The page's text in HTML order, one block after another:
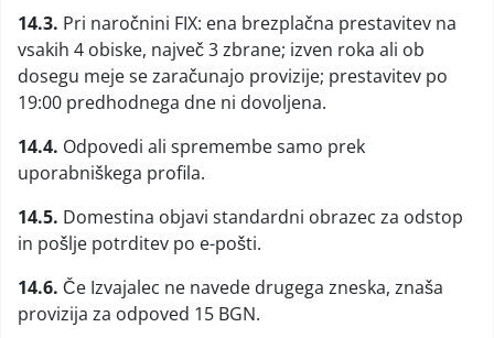
14.3. Pri naročnini FIX: ena brezplačna prestavitev na
vsakih 4 obiske, največ 3 zbrane; izven roka ali ob
dosegu meje se zaračunajo provizije; prestavitev po
19:00 predhodnega dne ni dovoljena.
14.4. Odpovedi ali spremembe samo prek
uporabniškega profila.
14.5. Domestina objavi standardni obrazec za odstop
in pošlje potrditev po e-pošti.
14.6. Če Izvajalec ne navede drugega zneska, znaša
provizija za odpoved 15 BGN.